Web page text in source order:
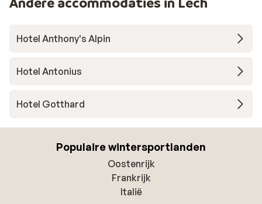
Hotel Anthony's Alpin
Hotel Antonius
Hotel Gotthard
Populaire wintersportlanden
Oostenrijk
Frankrijk
Italië